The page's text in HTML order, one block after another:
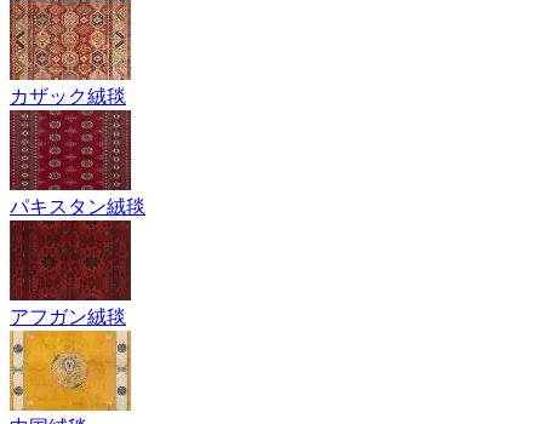
カザック絨毯
パキスタン絨毯
アフガン絨毯